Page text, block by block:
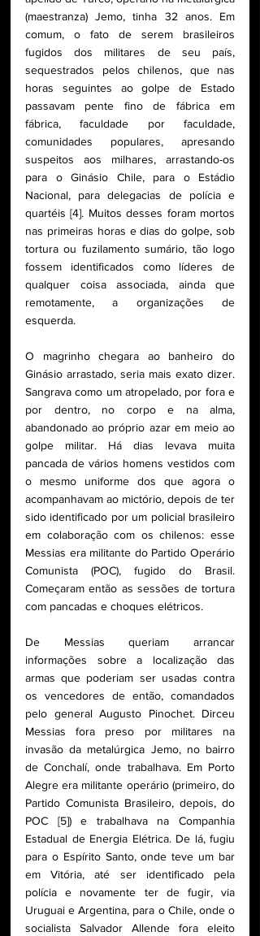
(maestranza) Jemo, tinha 32 anos. Em
comum, o fato de serem brasileiros
fugidos dos militares de seu país,
sequestrados pelos chilenos, que nas
horas seguintes ao golpe de Estado
passavam pente fino de fábrica em
fábrica, faculdade por faculdade,
comunidades populares, apresando
suspeitos aos milhares, arrastando-os
para o Ginásio Chile, para o Estádio
Nacional, para delegacias de polícia e
quartéis [4]. Muitos desses foram mortos
nas primeiras horas e dias do golpe, sob
tortura ou fuzilamento sumário, tão logo
fossem identificados como líderes de
qualquer coisa associada, ainda que
remotamente, a organizações de
esquerda.
O magrinho chegara ao banheiro do
Ginásio arrastado, seria mais exato dizer.
Sangrava como um atropelado, por fora e
por dentro, no corpo e na alma,
abandonado ao próprio azar em meio ao
golpe militar. Há dias levava muita
pancada de vários homens vestidos com
o mesmo uniforme dos que agora o
acompanhavam ao mictório, depois de ter
sido identificado por um policial brasileiro
em colaboração com os chilenos: esse
Messias era militante do Partido Operário
Comunista (POC), fugido do Brasil.
Começaram então as sessões de tortura
com pancadas e choques elétricos.
De Messias queriam arrancar
informações sobre a localização das
armas que poderiam ser usadas contra
os vencedores de então, comandados
pelo general Augusto Pinochet. Dirceu
Messias fora preso por militares na
invasão da metalúrgica Jemo, no bairro
de Conchalí, onde trabalhava. Em Porto
Alegre era militante operário (primeiro, do
Partido Comunista Brasileiro, depois, do
POC [5]) e trabalhava na Companhia
Estadual de Energia Elétrica. De lá, fugiu
para o Espírito Santo, onde teve um bar
em Vitória, até ser identificado pela
polícia e novamente ter de fugir, via
Uruguai e Argentina, para o Chile, onde o
socialista Salvador Allende fora eleito